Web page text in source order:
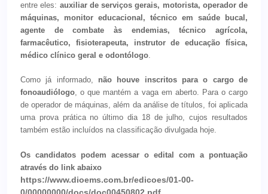
entre eles: auxiliar de serviços gerais, motorista, operador de
máquinas, monitor educacional, técnico em saúde bucal,
agente de combate às endemias, técnico agrícola,
farmacêutico, fisioterapeuta, instrutor de educação física,
médico clínico geral e odontólogo.
Como já informado, não houve inscritos para o cargo de
fonoaudiólogo, o que mantém a vaga em aberto. Para o cargo
de operador de máquinas, além da análise de títulos, foi aplicada
uma prova prática no último dia 18 de julho, cujos resultados
também estão incluídos na classificação divulgada hoje.
Os candidatos podem acessar o edital com a pontuação
através do link abaixo
https://www.dioems.com.br/edicoes/01-00-